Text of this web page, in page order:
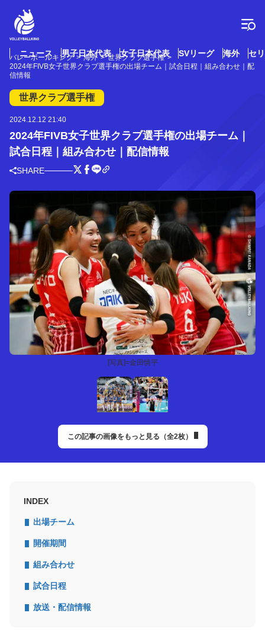
ニュース 男子日本代表 女子日本代表 SVリーグ 海外 セ
バレーボールキング 海外
世界クラブ選手権
2024年FIVB女子世界クラブ選手権の出場チーム｜試合日程｜組み合わせ｜配
信情報
世界クラブ選手権
2024.12.12 21:40
2024年FIVB女子世界クラブ選手権の出場チーム｜
試合日程｜組み合わせ｜配信情報
SHARE
この記事の画像をもっと見る（全2枚）
[写真]=金田慎平
INDEX
出場チーム
開催期間
組み合わせ
試合日程
放送・配信情報